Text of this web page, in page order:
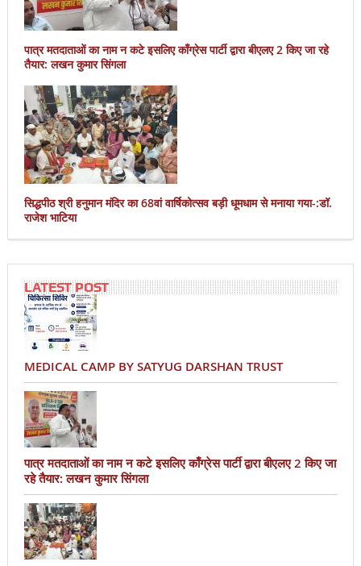
पात्र मतदाताओं का नाम न कटे इसलिए काँग्रेस पार्टी द्वारा बीएलए 2 किए जा रहे
तैयार: लखन कुमार सिंगला
सिद्धपीठ श्री हनुमान मंदिर का 68वां वार्षिकोत्सव बड़ी धूमधाम से मनाया गया-:डॉ.
राजेश भाटिया
LATEST POST
MEDICAL CAMP BY SATYUG DARSHAN TRUST
पात्र मतदाताओं का नाम न कटे इसलिए काँग्रेस पार्टी द्वारा बीएलए 2 किए जा
रहे तैयार: लखन कुमार सिंगला